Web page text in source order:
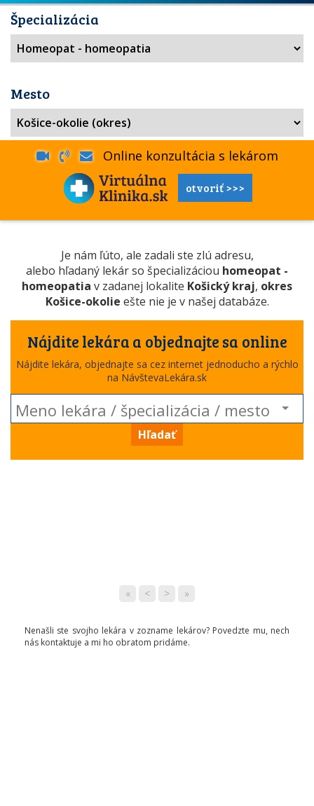
Špecializácia
Mesto
Online konzultácia s lekárom
otvoriť >>>
Je nám ľúto, ale zadali ste zlú adresu,
alebo hľadaný lekár so špecializáciou homeopat -
homeopatia v zadanej lokalite Košický kraj, okres
Košice-okolie ešte nie je v našej databáze.
Nájdite lekára a objednajte sa online
Nájdite lekára, objednajte sa cez internet jednoducho a rýchlo
na NávštevaLekára.sk
Hľadať
« < > »
Nenašli ste svojho lekára v zozname lekárov? Povedzte mu, nech
nás kontaktuje a mi ho obratom pridáme.